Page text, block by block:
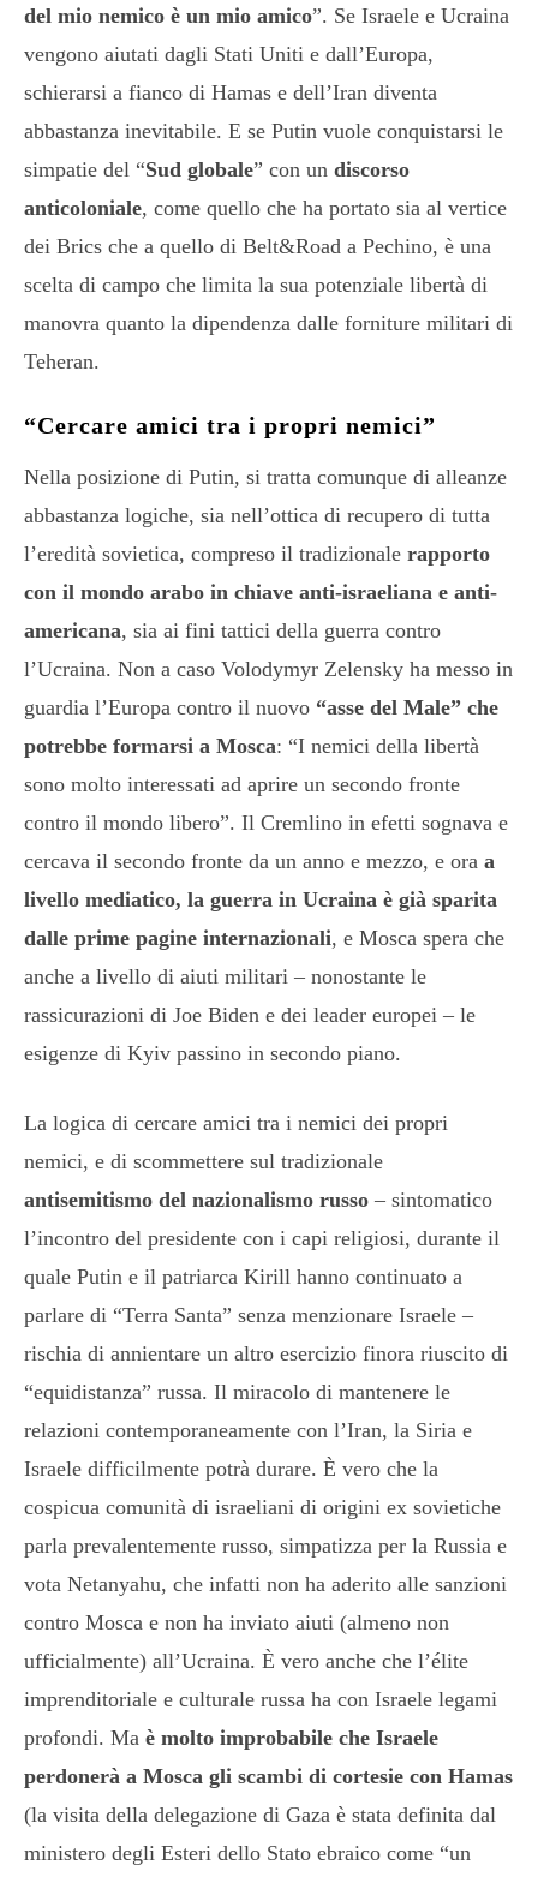
del mio nemico è un mio amico”. Se Israele e Ucraina
vengono aiutati dagli Stati Uniti e dall’Europa,
schierarsi a fianco di Hamas e dell’Iran diventa
abbastanza inevitabile. E se Putin vuole conquistarsi le
simpatie del “Sud globale” con un discorso
anticoloniale, come quello che ha portato sia al vertice
dei Brics che a quello di Belt&Road a Pechino, è una
scelta di campo che limita la sua potenziale libertà di
manovra quanto la dipendenza dalle forniture militari di
Teheran.
“Cercare amici tra i propri nemici”
Nella posizione di Putin, si tratta comunque di alleanze
abbastanza logiche, sia nell’ottica di recupero di tutta
l’eredità sovietica, compreso il tradizionale rapporto
con il mondo arabo in chiave anti-israeliana e anti-
americana, sia ai fini tattici della guerra contro
l’Ucraina. Non a caso Volodymyr Zelensky ha messo in
guardia l’Europa contro il nuovo “asse del Male” che
potrebbe formarsi a Mosca: “I nemici della libertà
sono molto interessati ad aprire un secondo fronte
contro il mondo libero”. Il Cremlino in efetti sognava e
cercava il secondo fronte da un anno e mezzo, e ora a
livello mediatico, la guerra in Ucraina è già sparita
dalle prime pagine internazionali, e Mosca spera che
anche a livello di aiuti militari – nonostante le
rassicurazioni di Joe Biden e dei leader europei – le
esigenze di Kyiv passino in secondo piano.
La logica di cercare amici tra i nemici dei propri
nemici, e di scommettere sul tradizionale
antisemitismo del nazionalismo russo – sintomatico
l’incontro del presidente con i capi religiosi, durante il
quale Putin e il patriarca Kirill hanno continuato a
parlare di “Terra Santa” senza menzionare Israele –
rischia di annientare un altro esercizio finora riuscito di
“equidistanza” russa. Il miracolo di mantenere le
relazioni contemporaneamente con l’Iran, la Siria e
Israele difficilmente potrà durare. È vero che la
cospicua comunità di israeliani di origini ex sovietiche
parla prevalentemente russo, simpatizza per la Russia e
vota Netanyahu, che infatti non ha aderito alle sanzioni
contro Mosca e non ha inviato aiuti (almeno non
ufficialmente) all’Ucraina. È vero anche che l’élite
imprenditoriale e culturale russa ha con Israele legami
profondi. Ma è molto improbabile che Israele
perdonerà a Mosca gli scambi di cortesie con Hamas
(la visita della delegazione di Gaza è stata definita dal
ministero degli Esteri dello Stato ebraico come “un